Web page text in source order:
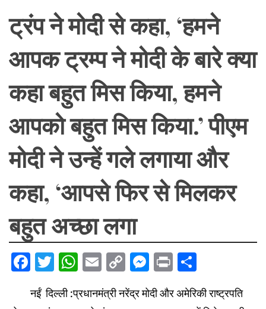
ट्रंप ने मोदी से कहा, ‘हमने
आपक ट्रम्प ने मोदी के बारे क्या
कहा बहुत मिस किया, हमने
आपको बहुत मिस किया.’ पीएम
मोदी ने उन्हें गले लगाया और
कहा, ‘आपसे फिर से मिलकर
बहुत अच्छा लगा
Facebook
Twitter
WhatsApp
Email
Copy
Link
Messenger
Print
नईं दिल्ली :प्रधानमंत्री नरेंद्र मोदी और अमेरिकी राष्ट्रपति